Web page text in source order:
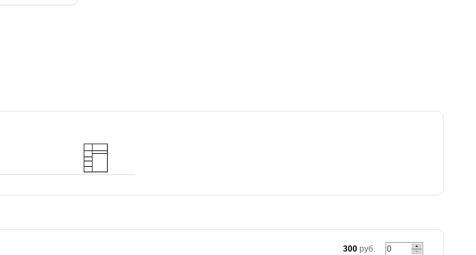
300 руб.